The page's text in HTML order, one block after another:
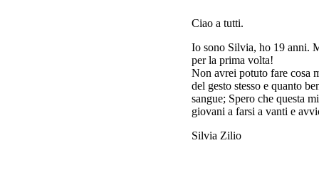
Ciao a tutti.
Io sono Silvia, ho 19 anni.
per la prima volta!
Non avrei potuto fare cosa
del gesto stesso e quanto
sangue; Spero che questa
giovani a farsi a vanti e
Silvia Zilio